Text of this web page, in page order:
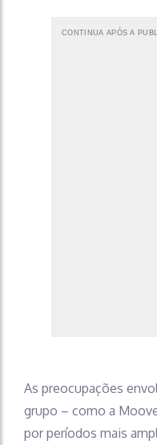
CONTINUA APÓS A
As preocupações
grupo – como a
por períodos mais